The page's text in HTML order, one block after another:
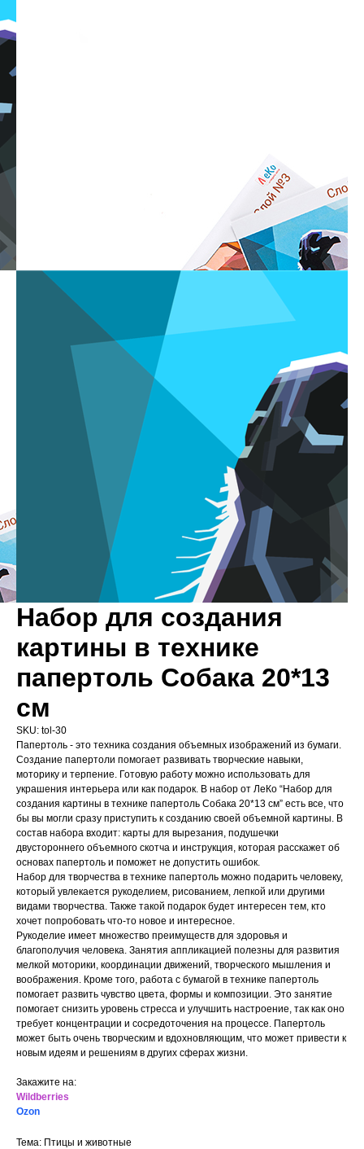
Набор для создания
картины в технике
папертоль Собака 20*13
см
SKU: tol-30
Папертоль - это техника создания объемных изображений из бумаги.
Создание папертоли помогает развивать творческие навыки,
моторику и терпение. Готовую работу можно использовать для
украшения интерьера или как подарок. В набор от ЛеКо “Набор для
создания картины в технике папертоль Собака 20*13 см” есть все, что
бы вы могли сразу приступить к созданию своей объемной картины. В
состав набора входит: карты для вырезания, подушечки
двустороннего объемного скотча и инструкция, которая расскажет об
основах папертоль и поможет не допустить ошибок.
Набор для творчества в технике папертоль можно подарить человеку,
который увлекается рукоделием, рисованием, лепкой или другими
видами творчества. Также такой подарок будет интересен тем, кто
хочет попробовать что-то новое и интересное.
Рукоделие имеет множество преимуществ для здоровья и
благополучия человека. Занятия аппликацией полезны для развития
мелкой моторики, координации движений, творческого мышления и
воображения. Кроме того, работа с бумагой в технике папертоль
помогает развить чувство цвета, формы и композиции. Это занятие
помогает снизить уровень стресса и улучшить настроение, так как оно
требует концентрации и сосредоточения на процессе. Папертоль
может быть очень творческим и вдохновляющим, что может привести к
новым идеям и решениям в других сферах жизни.
Закажите на:
Wildberries
Ozon
Тема: Птицы и животные